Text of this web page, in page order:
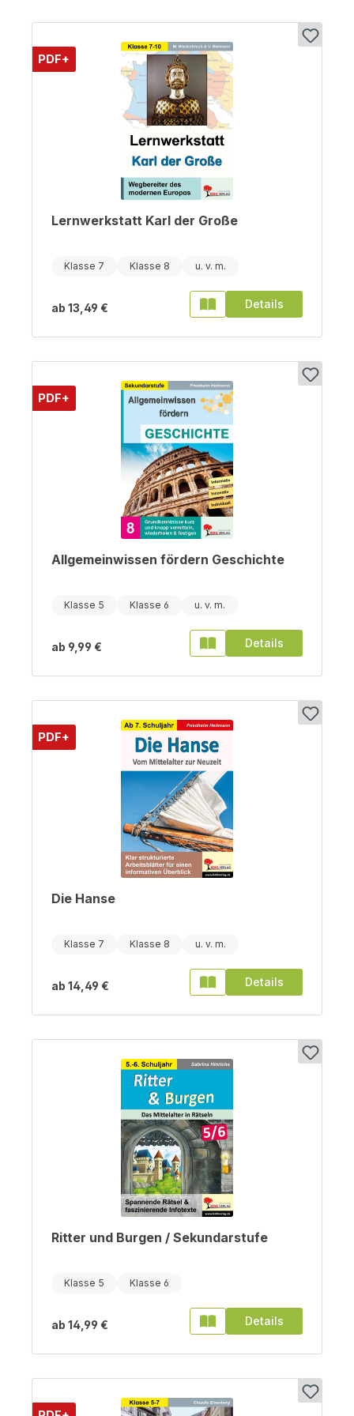
PDF+
Lernwerkstatt Karl der Große
Klasse 7 Klasse 8
ab 13,49 € Details
PDF+
Allgemeinwissen fördern Geschichte
Klasse 5 Klasse 6
ab 9,99 € Details
PDF+
Die Hanse
Klasse 7 Klasse 8
ab 14,49 € Details
Ritter und Burgen / Sekundarstufe
Klasse 5 Klasse 6
ab 14,99 € Details